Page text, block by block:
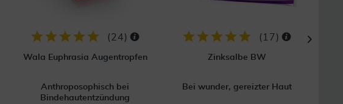
(24)
Wala Euphrasia Augentropfen
Anthroposophisch bei
Bindehautentzündung
( 17 )
Zinksalbe BW
Bei wunder, gereizter Haut